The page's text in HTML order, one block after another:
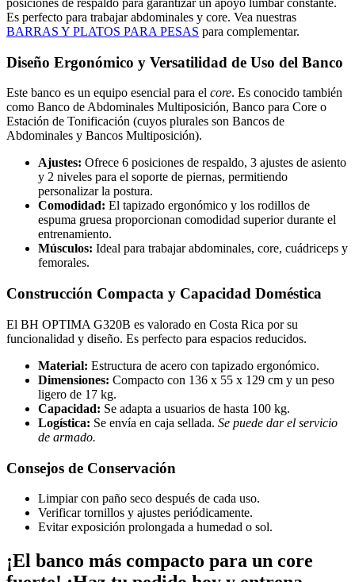
posiciones de respaldo para garantizar un apoyo lumbar constante.
Es perfecto para trabajar abdominales y core. Vea nuestras
BARRAS Y PLATOS PARA PESAS para complementar.
Diseño Ergonómico y Versatilidad de Uso del Banco
Este banco es un equipo esencial para el core. Es conocido también
como Banco de Abdominales Multiposición, Banco para Core o
Estación de Tonificación (cuyos plurales son Bancos de
Abdominales y Bancos Multiposición).
Ajustes: Ofrece 6 posiciones de respaldo, 3 ajustes de asiento
y 2 niveles para el soporte de piernas, permitiendo
personalizar la postura.
Comodidad: El tapizado ergonómico y los rodillos de
espuma gruesa proporcionan comodidad superior durante el
entrenamiento.
Músculos: Ideal para trabajar abdominales, core, cuádriceps y
femorales.
Construcción Compacta y Capacidad Doméstica
El BH OPTIMA G320B es valorado en Costa Rica por su
funcionalidad y diseño. Es perfecto para espacios reducidos.
Material: Estructura de acero con tapizado ergonómico.
Dimensiones: Compacto con 136 x 55 x 129 cm y un peso
ligero de 17 kg.
Capacidad: Se adapta a usuarios de hasta 100 kg.
Logística: Se envía en caja sellada. Se puede dar el servicio
de armado.
Consejos de Conservación
Limpiar con paño seco después de cada uso.
Verificar tornillos y ajustes periódicamente.
Evitar exposición prolongada a humedad o sol.
¡El banco más compacto para un core